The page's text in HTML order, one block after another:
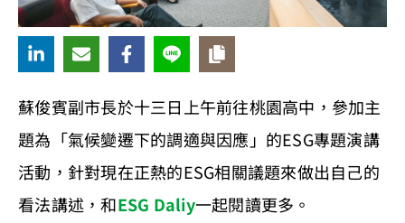
蘇俊賓副市長於十三日上午前往桃園高中，參加主
題為「氣候變遷下的調適與因應」的ESG專題演講
活動，針對現在正熱的ESG相關議題來做出自己的
看法講述，和ESG Daliy一起閱讀更多。